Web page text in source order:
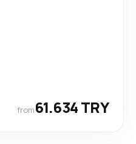
from61.634 TRY